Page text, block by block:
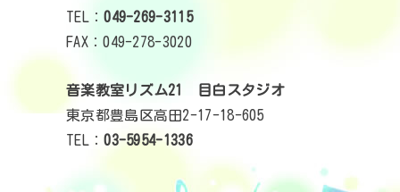
TEL：049-269-3115
FAX：049-278-3020
音楽教室リズム21 目白スタジオ
東京都豊島区高田2-17-18-605
TEL：03-5954-1336